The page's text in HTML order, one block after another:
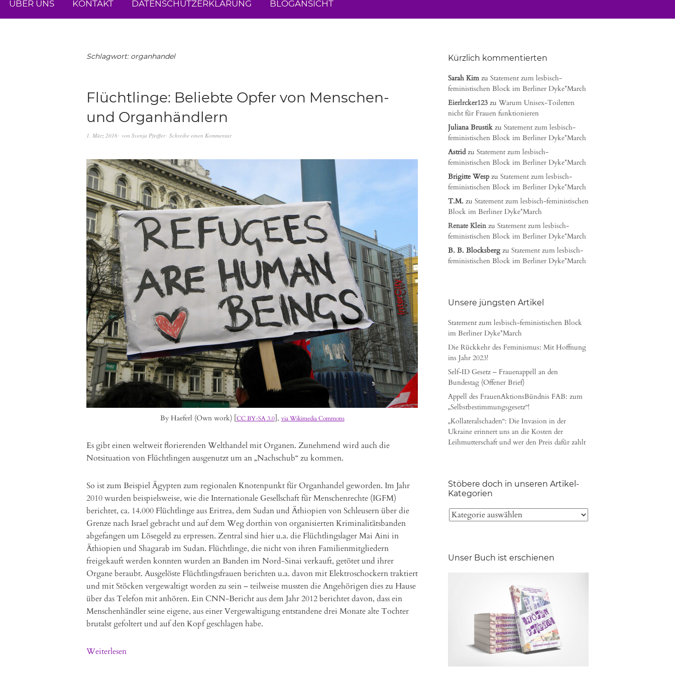
ÜBER UNS KONTAKT DATENSCHUTZERKLÄRUNG BLOGANSICHT
Schlagwort: organhandel
Flüchtlinge: Beliebte Opfer von Menschen-
und Organhändlern
1. März 2016 von Svenja Pfeiffer Schreibe einen Kommentar
By Haeferl (Own work) [CC BY-SA 3.0], via Wikimedia Commons
Es gibt einen weltweit florierenden Welthandel mit Organen. Zunehmend wird auch die
Notsituation von Flüchtlingen ausgenutzt um an „Nachschub“ zu kommen.
So ist zum Beispiel Ägypten zum regionalen Knotenpunkt für Organhandel geworden. Im Jahr
2010 wurden beispielsweise, wie die Internationale Gesellschaft für Menschenrechte (IGFM)
berichtet, ca. 14.000 Flüchtlinge aus Eritrea, dem Sudan und Äthiopien von Schleusern über die
Grenze nach Israel gebracht und auf dem Weg dorthin von organisierten Kriminalitätsbanden
abgefangen um Lösegeld zu erpressen. Zentral sind hier u.a. die Flüchtlingslager Mai Aini in
Äthiopien und Shagarab im Sudan. Flüchtlinge, die nicht von ihren Familienmitgliedern
freigekauft werden konnten wurden an Banden im Nord-Sinai verkauft, getötet und ihrer
Organe beraubt. Ausgelöste Flüchtlingsfrauen berichten u.a. davon mit Elektroschockern traktiert
und mit Stöcken vergewaltigt worden zu sein – teilweise mussten die Angehörigen dies zu Hause
über das Telefon mit anhören. Ein CNN-Bericht aus dem Jahr 2012 berichtet davon, dass ein
Menschenhändler seine eigene, aus einer Vergewaltigung entstandene drei Monate alte Tochter
brutalst gefoltert und auf den Kopf geschlagen habe.
Weiterlesen
Kürzlich kommentierten
Sarah Kimzu Statement zum lesbisch-
feministischen Block im Berliner Dyke*March
Eierlrcker123 zu Warum Unisex-Toiletten
nicht für Frauen funktionieren
Juliana Brustik zu Statement zum lesbisch-
feministischen Block im Berliner Dyke*March
Astridzu Statement zum lesbisch-
feministischen Block im Berliner Dyke*March
Brigitte Wespzu Statement zum lesbisch-
feministischen Block im Berliner Dyke*March
T.M. zu Statement zum lesbisch-feministischen
Block im Berliner Dyke*March
Renate Kleinzu Statement zum lesbisch-
feministischen Block im Berliner Dyke*March
B. B. Blocksbergzu Statement zum lesbisch-
feministischen Block im Berliner Dyke*March
Unsere jüngsten Artikel
Statement zum lesbisch-feministischen Block
im Berliner Dyke*March
Die Rückkehr des Feminismus: Mit Hoffnung
ins Jahr 2023!
Self-ID Gesetz – Frauenappell an den
Bundestag (Offener Brief)
Appell des FrauenAktionsBündnis FAB: zum
„Selbstbestimmungsgesetz“!
„Kollateralschaden“: Die Invasion in der
Ukraine erinnert uns an die Kosten der
Leihmutterschaft und wer den Preis dafür zahlt
Stöbere doch in unseren Artikel-
Kategorien
Unser Buch ist erschienen